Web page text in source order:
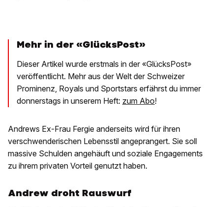
Mehr in der «GlücksPost»
Dieser Artikel wurde erstmals in der «GlücksPost»
veröffentlicht. Mehr aus der Welt der Schweizer
Prominenz, Royals und Sportstars erfährst du immer
donnerstags in unserem Heft: zum Abo!
Andrews Ex-Frau Fergie anderseits wird für ihren
verschwenderischen Lebensstil angeprangert. Sie soll
massive Schulden angehäuft und soziale Engagements
zu ihrem privaten Vorteil genutzt haben.
Andrew droht Rauswurf